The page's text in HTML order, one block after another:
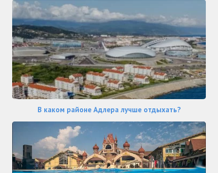
В каком районе Адлера лучше отдыхать?